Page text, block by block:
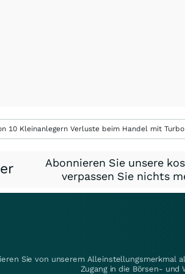
10 Kleinanlegern Verluste beim Handel mit
Abonnieren Sie unsere
verpassen Sie nichts
Sie von unserem Alleinstellungsmerkmal
Zugang in die Börsen-